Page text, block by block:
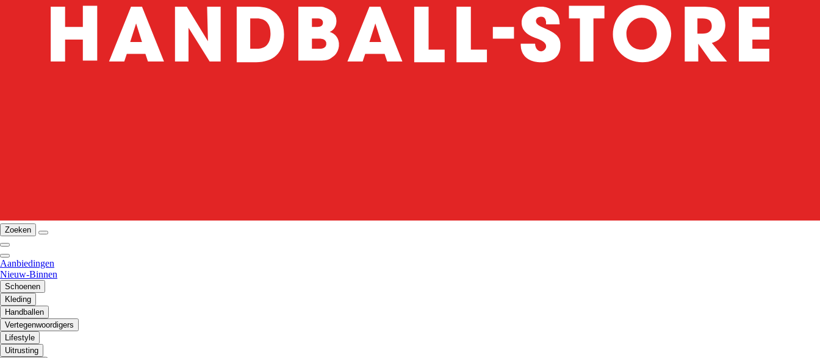
Zoeken
Aanbiedingen
Nieuw-Binnen
Schoenen
Kleding
Handballen
Vertegenwoordigers
Lifestyle
Uitrusting